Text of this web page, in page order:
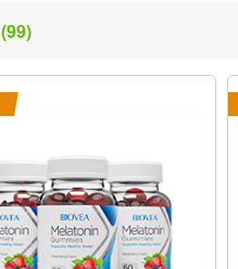
(99)